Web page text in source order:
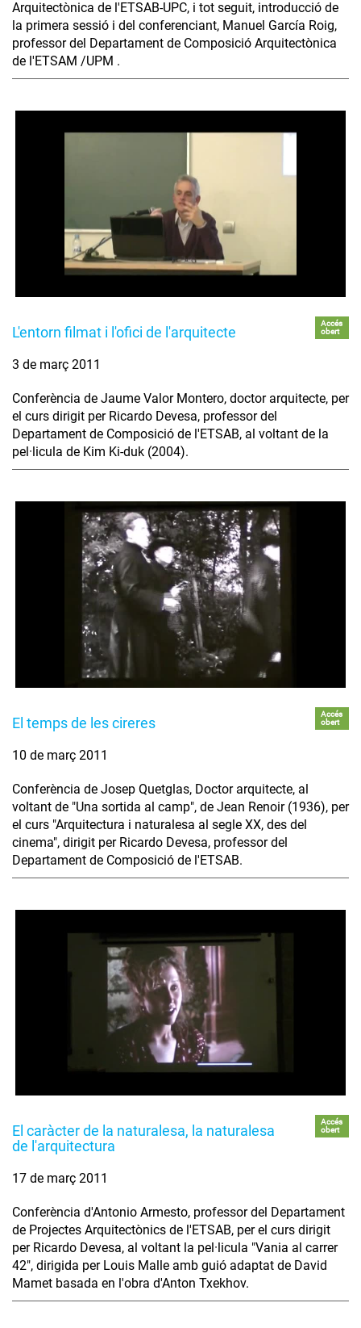
Arquitectònica de l'ETSAB-UPC, i tot seguit, introducció de
la primera sessió i del conferenciant, Manuel García Roig,
professor del Departament de Composició Arquitectònica
de l'ETSAM /UPM .
L'entorn filmat i l'ofici de l'arquitecte
Accés
obert
3 de març 2011
Conferència de Jaume Valor Montero, doctor arquitecte, per
el curs dirigit per Ricardo Devesa, professor del
Departament de Composició de l'ETSAB, al voltant de la
pel·licula de Kim Ki-duk (2004).
El temps de les cireres
Accés
obert
10 de març 2011
Conferència de Josep Quetglas, Doctor arquitecte, al
voltant de "Una sortida al camp", de Jean Renoir (1936), per
el curs "Arquitectura i naturalesa al segle XX, des del
cinema", dirigit per Ricardo Devesa, professor del
Departament de Composició de l'ETSAB.
El caràcter de la naturalesa, la naturalesa
de l'arquitectura
Accés
obert
17 de març 2011
Conferència d'Antonio Armesto, professor del Departament
de Projectes Arquitectònics de l'ETSAB, per el curs dirigit
per Ricardo Devesa, al voltant la pel·licula "Vania al carrer
42", dirigida per Louis Malle amb guió adaptat de David
Mamet basada en l'obra d'Anton Txekhov.